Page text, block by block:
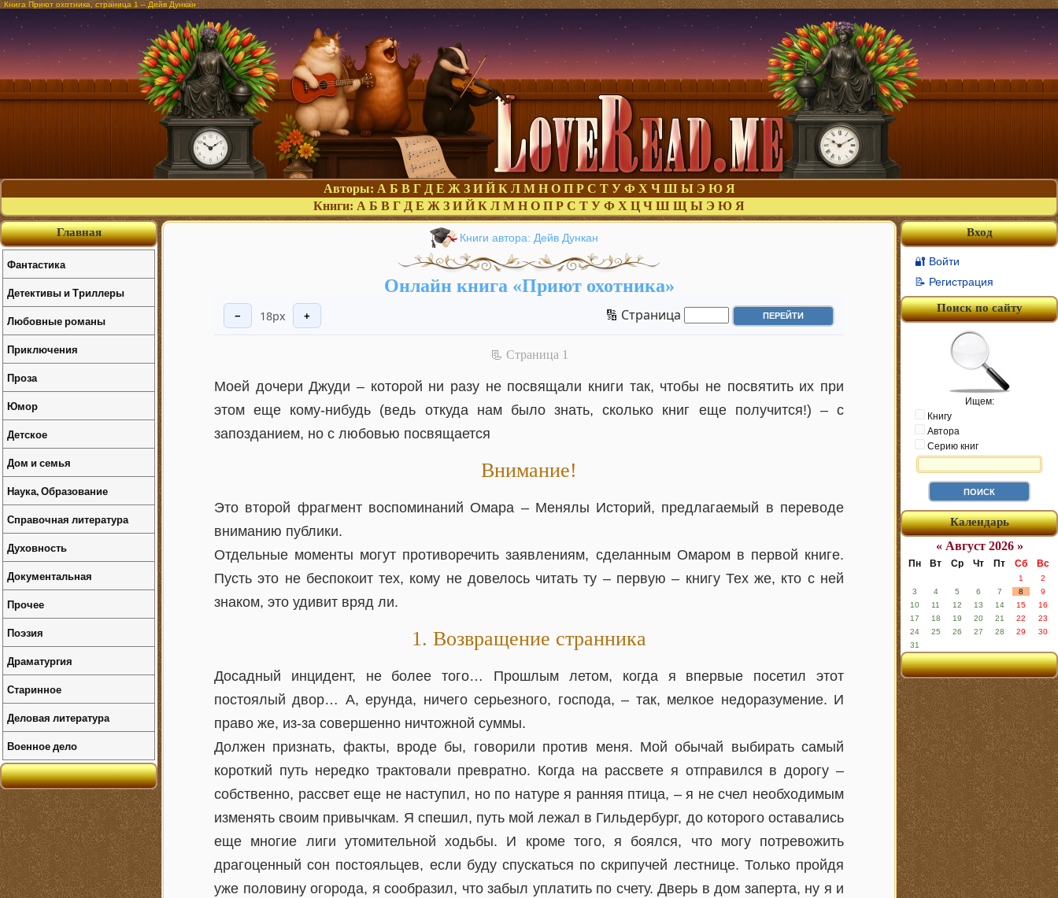
Книга Приют охотника, страница 1 – Дейв Дункан
Авторы: А Б В Г Д Е Ж З И Й К Л М Н О П Р С Т У Ф Х Ч Ш Ы Э Ю Я
Книги: А Б В Г Д Е Ж З И Й К Л М Н О П Р С Т У Ф Х Ц Ч Ш Щ Ы Э Ю Я
Книги автора: Дейв Дункан
Онлайн книга «Приют охотника»
− 18px + 🔢 Страница
📃 Cтраница 1
Моей дочери Джуди – которой ни разу не посвящали книги так, чтобы не посвятить их при
этом еще кому-нибудь (ведь откуда нам было знать, сколько книг еще получится!) – с
запозданием, но с любовью посвящается
Внимание!
Это второй фрагмент воспоминаний Омара – Менялы Историй, предлагаемый в переводе
вниманию публики.
Отдельные моменты могут противоречить заявлениям, сделанным Омаром в первой книге.
Пусть это не беспокоит тех, кому не довелось читать ту – первую – книгу Тех же, кто с ней
знаком, это удивит вряд ли.
1. Возвращение странника
Досадный инцидент, не более того… Прошлым летом, когда я впервые посетил этот
постоялый двор… А, ерунда, ничего серьезного, господа, – так, мелкое недоразумение. И
право же, из-за совершенно ничтожной суммы.
Должен признать, факты, вроде бы, говорили против меня. Мой обычай выбирать самый
короткий путь нередко трактовали превратно. Когда на рассвете я отправился в дорогу –
собственно, рассвет еще не наступил, но по натуре я ранняя птица, – я не счел необходимым
изменять своим привычкам. Я спешил, путь мой лежал в Гильдербург, до которого оставались
еще многие лиги утомительной ходьбы. И кроме того, я боялся, что могу потревожить
драгоценный сон постояльцев, если буду спускаться по скрипучей лестнице. Только пройдя
уже половину огорода, я сообразил, что забыл уплатить по счету. Дверь в дом заперта, ну я и
Вход
🔐 Войти
📝 Регистрация
Поиск по сайту
Ищем:
Книгу
Автора
Серию книг
Календарь
« Август 2026 »
Пн Вт Ср Чт Пт Сб Вс
1
2
3
4 5 6 7 8
9
10
11 12 13 14 15
16
17
18 19 20 21 22
23
24
25 26 27 28 29
30
31
Главная
Фантастика
Детективы и Триллеры
Любовные романы
Приключения
Проза
Юмор
Детское
Дом и семья
Наука, Образование
Справочная литература
Духовность
Документальная
Прочее
Поэзия
Драматургия
Старинное
Деловая литература
Военное дело